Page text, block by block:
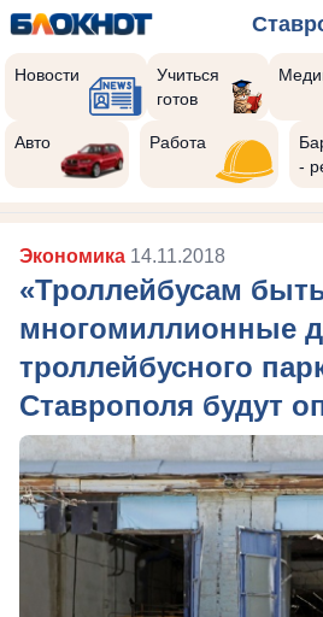
Новости
Учиться
готов
Авто Работа
-
Экономика 14.11.2018
«Троллейбусам
многомиллионные
троллейбусного
Ставрополя будут